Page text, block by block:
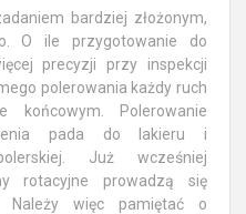
bardziej złożonym,
O ile przygotowanie do
precyzji przy inspekcji
polerowania każdy ruch
Polerowanie
pada do lakieru i
Już wcześniej
rotacyjne prowadzą się
więc pamiętać o